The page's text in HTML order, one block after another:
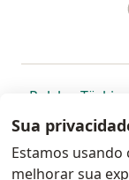
Polska abre
Türkiye
Portugal ,
Sua
Estamos usando
melhorar sua